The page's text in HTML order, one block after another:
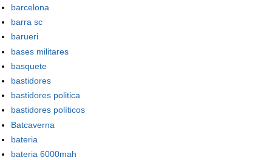
barcelona
barra sc
barueri
bases militares
basquete
bastidores
bastidores politica
bastidores políticos
Batcaverna
bateria
bateria 6000mah